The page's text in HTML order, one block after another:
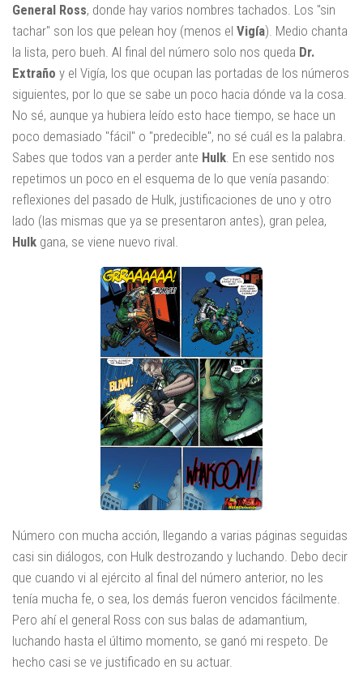
General Ross, donde hay varios nombres tachados. Los "sin
tachar" son los que pelean hoy (menos el Vigía). Medio chanta
la lista, pero bueh. Al final del número solo nos queda Dr.
Extraño y el Vigía, los que ocupan las portadas de los números
siguientes, por lo que se sabe un poco hacia dónde va la cosa.
No sé, aunque ya hubiera leído esto hace tiempo, se hace un
poco demasiado "fácil" o "predecible", no sé cuál es la palabra.
Sabes que todos van a perder ante Hulk . En ese sentido nos
repetimos un poco en el esquema de lo que venía pasando:
reflexiones del pasado de Hulk, justificaciones de uno y otro
lado (las mismas que ya se presentaron antes), gran pelea,
Hulk gana, se viene nuevo rival.
Número con mucha acción, llegando a varias páginas seguidas
casi sin diálogos, con Hulk destrozando y luchando. Debo decir
que cuando vi al ejército al final del número anterior, no les
tenía mucha fe, o sea, los demás fueron vencidos fácilmente.
Pero ahí el general Ross con sus balas de adamantium,
luchando hasta el último momento, se ganó mi respeto. De
hecho casi se ve justificado en su actuar.